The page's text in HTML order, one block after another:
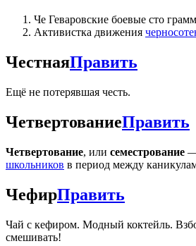
Че Геваровские боевые сто
Активистка движения
ЧестнаяПравить
Ещё не потерявшая честь.
ЧетвертованиеПравить
Четвертование, или семестрование —
школьников в период между
ЧефирПравить
Чай с кефиром. Модный коктейль.
смешивать!